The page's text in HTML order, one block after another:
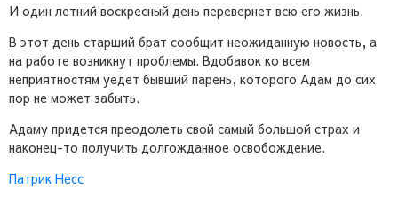
И один летний воскресный день перевернет всю его жизнь.
В этот день старший брат сообщит неожиданную новость, а
на работе возникнут проблемы. Вдобавок ко всем
неприятностям уедет бывший парень, которого Адам до сих
пор не может забыть.
Адаму придется преодолеть свой самый большой страх и
наконец-то получить долгожданное освобождение.
Патрик Несс